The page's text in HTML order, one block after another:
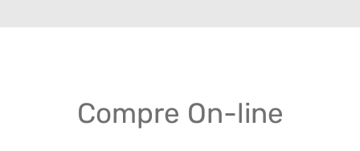
Compre On-line